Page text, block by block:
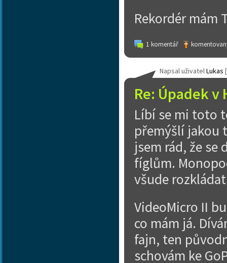
Rekordér mám
1 komentář
Re: Úpadek
Napsal uživatelLukas [
Líbí se mi toto
přemýšlí jakou
jsem rád, že se
fíglům.
všude
VideoMicro II
co mám já.
fajn, ten
schovám ke